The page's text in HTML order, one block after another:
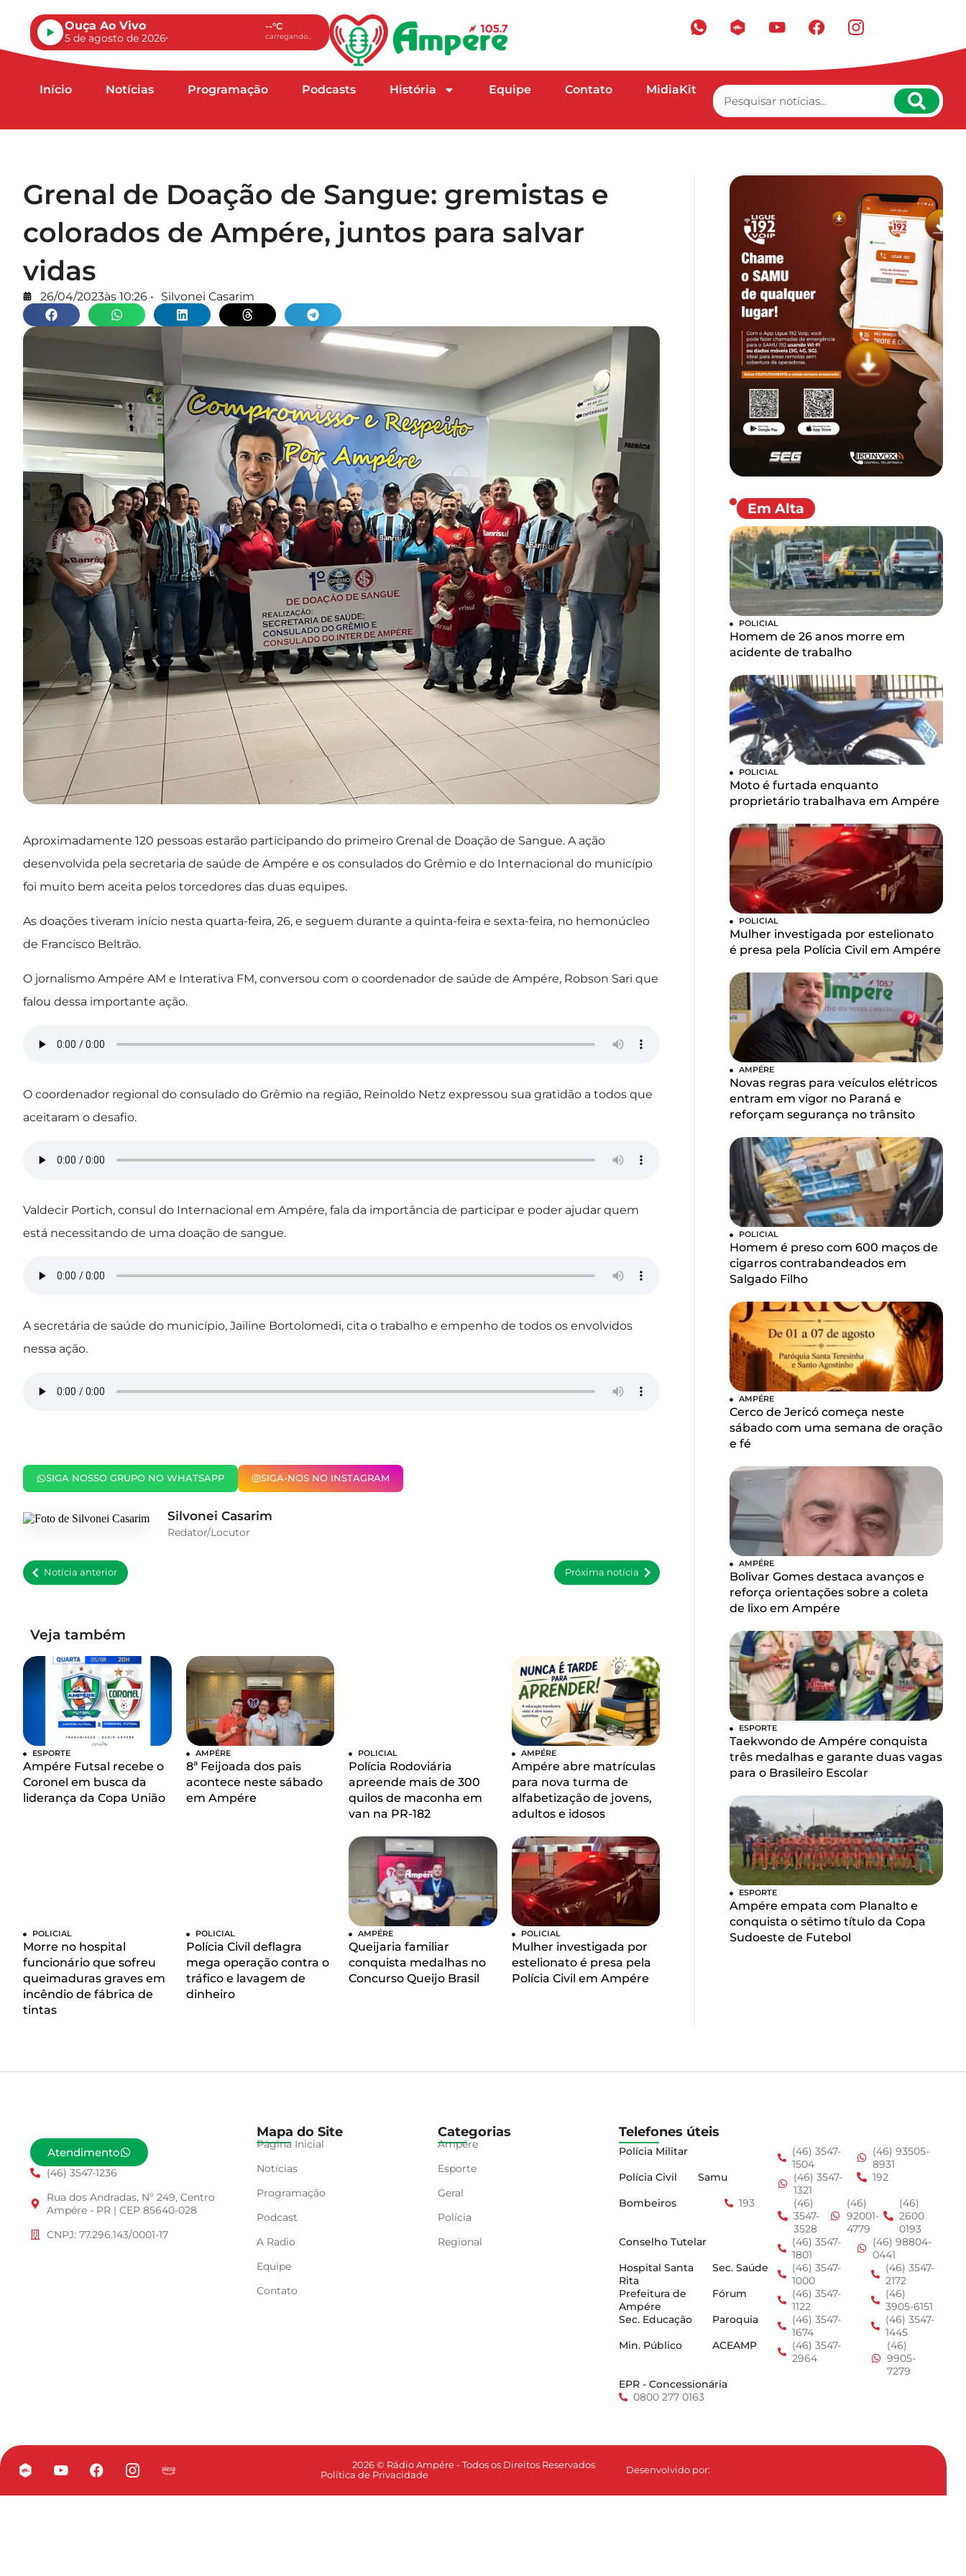
Ouça Ao Vivo
5 de agosto de 2026
--°C
carregando...
Início Notícias Programação Podcasts História Equipe Contato MidiaKit
Grenal de Doação de Sangue: gremistas e
colorados de Ampére, juntos para salvar
vidas
26/04/2023às 10:26 • Silvonei Casarim
Aproximadamente 120 pessoas estarão participando do primeiro Grenal de Doação de Sangue. A ação
desenvolvida pela secretaria de saúde de Ampére e os consulados do Grêmio e do Internacional do município
foi muito bem aceita pelos torcedores das duas equipes.
As doações tiveram início nesta quarta-feira, 26, e seguem durante a quinta-feira e sexta-feira, no hemonúcleo
de Francisco Beltrão.
O jornalismo Ampére AM e Interativa FM, conversou com o coordenador de saúde de Ampére, Robson Sari que
falou dessa importante ação.
O coordenador regional do consulado do Grêmio na região, Reinoldo Netz expressou sua gratidão a todos que
aceitaram o desafio.
Valdecir Portich, consul do Internacional em Ampére, fala da importância de participar e poder ajudar quem
está necessitando de uma doação de sangue.
A secretária de saúde do município, Jailine Bortolomedi, cita o trabalho e empenho de todos os envolvidos
nessa ação.
SIGA NOSSO GRUPO NO WHATSAPP SIGA-NOS NO INSTAGRAM
Silvonei Casarim
Redator/Locutor
Notícia anterior Próxima notícia
Veja também
ESPORTE
Ampére Futsal recebe o
Coronel em busca da
liderança da Copa União
AMPÉRE
8ª Feijoada dos pais
acontece neste sábado
em Ampére
POLICIAL
Polícia Rodoviária
apreende mais de 300
quilos de maconha em
van na PR-182
AMPÉRE
Ampére abre matrículas
para nova turma de
alfabetização de jovens,
adultos e idosos
POLICIAL
Morre no hospital
funcionário que sofreu
queimaduras graves em
incêndio de fábrica de
tintas
POLICIAL
Polícia Civil deflagra
mega operação contra o
tráfico e lavagem de
dinheiro
AMPÉRE
Queijaria familiar
conquista medalhas no
Concurso Queijo Brasil
POLICIAL
Mulher investigada por
estelionato é presa pela
Polícia Civil em Ampére
Em Alta
POLICIAL
Homem de 26 anos morre em
acidente de trabalho
POLICIAL
Moto é furtada enquanto
proprietário trabalhava em Ampére
POLICIAL
Mulher investigada por estelionato
é presa pela Polícia Civil em Ampére
AMPÉRE
Novas regras para veículos elétricos
entram em vigor no Paraná e
reforçam segurança no trânsito
POLICIAL
Homem é preso com 600 maços de
cigarros contrabandeados em
Salgado Filho
AMPÉRE
Cerco de Jericó começa neste
sábado com uma semana de oração
e fé
AMPÉRE
Bolivar Gomes destaca avanços e
reforça orientações sobre a coleta
de lixo em Ampére
ESPORTE
Taekwondo de Ampére conquista
três medalhas e garante duas vagas
para o Brasileiro Escolar
ESPORTE
Ampére empata com Planalto e
conquista o sétimo título da Copa
Sudoeste de Futebol
Atendimento
(46) 3547-1236
Rua dos Andradas, Nº 249, Centro
Ampére - PR | CEP 85640-028
CNPJ: 77.296.143/0001-17
Mapa do Site
Página Inicial
Notícias
Programação
Podcast
A Radio
Equipe
Contato
Categorias
Ampére
Esporte
Geral
Polícia
Regional
Telefones úteis
Polícia Militar
(46) 3547-
1504
(46) 93505-
8931
Polícia Civil
Samu
(46) 3547-
1321
192
Bombeiros
193
(46)
3547-
3528
(46)
92001-
4779
(46)
2600
0193
Conselho Tutelar
(46) 3547-
1801
(46) 98804-
0441
Hospital Santa
Rita
Sec. Saúde
(46) 3547-
1000
(46) 3547-
2172
Prefeitura de
Ampére
Fórum
(46) 3547-
1122
(46)
3905-6151
Sec. Educação
Paroquia
(46) 3547-
1674
(46) 3547-
1445
Min. Público
ACEAMP
(46) 3547-
2964
(46)
9905-
7279
EPR - Concessionária
0800 277 0163
2026 © Rádio Ampére - Todos os Direitos Reservados
Política de Privacidade
Desenvolvido por: